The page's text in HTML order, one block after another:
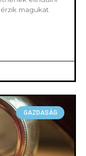
magukat
GAZDASÁG